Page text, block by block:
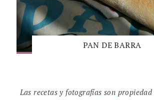
PAN DE BARRA
Las recetas y fotografías son propiedad